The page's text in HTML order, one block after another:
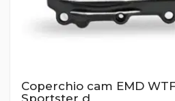
Coperchio cam EMD